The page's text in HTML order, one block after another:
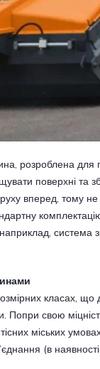
розроблена для
поверхні та
вперед, тому
система
класах, що
Попри свою
міських
(в